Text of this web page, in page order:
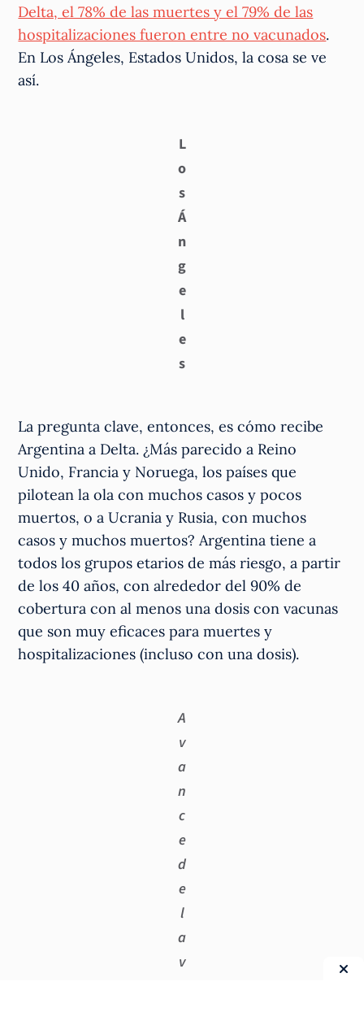
Delta, el 78% de las muertes y el 79% de las
hospitalizaciones fueron entre no vacunados.
En Los Ángeles, Estados Unidos, la cosa se ve
así.
L
o
s
Á
n
g
e
l
e
s
La pregunta clave, entonces, es cómo recibe
Argentina a Delta. ¿Más parecido a Reino
Unido, Francia y Noruega, los países que
pilotean la ola con muchos casos y pocos
muertos, o a Ucrania y Rusia, con muchos
casos y muchos muertos? Argentina tiene a
todos los grupos etarios de más riesgo, a partir
de los 40 años, con alrededor del 90% de
cobertura con al menos una dosis con vacunas
que son muy eficaces para muertes y
hospitalizaciones (incluso con una dosis).
A
v
a
n
c
e
d
e
l
a
v